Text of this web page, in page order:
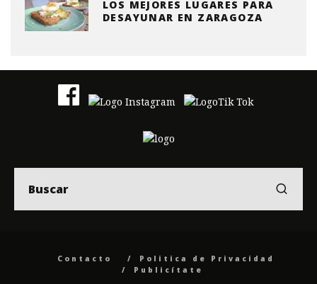
LOS MEJORES LUGARES PARA
DESAYUNAR EN ZARAGOZA
Contacto
Politica de Privacidad
Publicítate